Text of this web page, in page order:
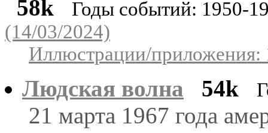
58k
Годы событий: 1950-
(14/03/2024)
Иллюстрации/приложения:
Людская волна 54k
21 марта 1967 года